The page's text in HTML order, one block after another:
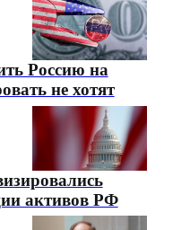
Россию на
не хотят
активов РФ